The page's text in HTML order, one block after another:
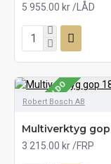
5 955.00 kr /LÅD
SE LAGERSALDO
Robert Bosch AB
Multiverktyg
3 215.00 kr /FRP